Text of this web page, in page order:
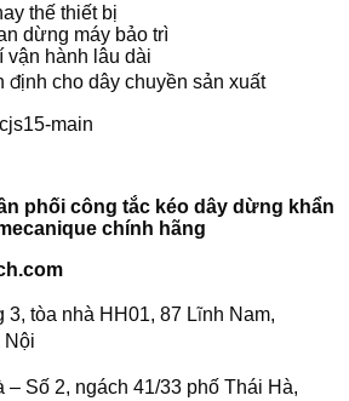
thế thiết bị
dừng máy bảo trì
vận hành lâu dài
định cho dây chuyền sản xuất
phối công tắc kéo dây dừng khẩn
chính hãng
3, tòa nhà HH01, 87 Lĩnh Nam,
Nội
– Số 2, ngách 41/33 phố Thái Hà,